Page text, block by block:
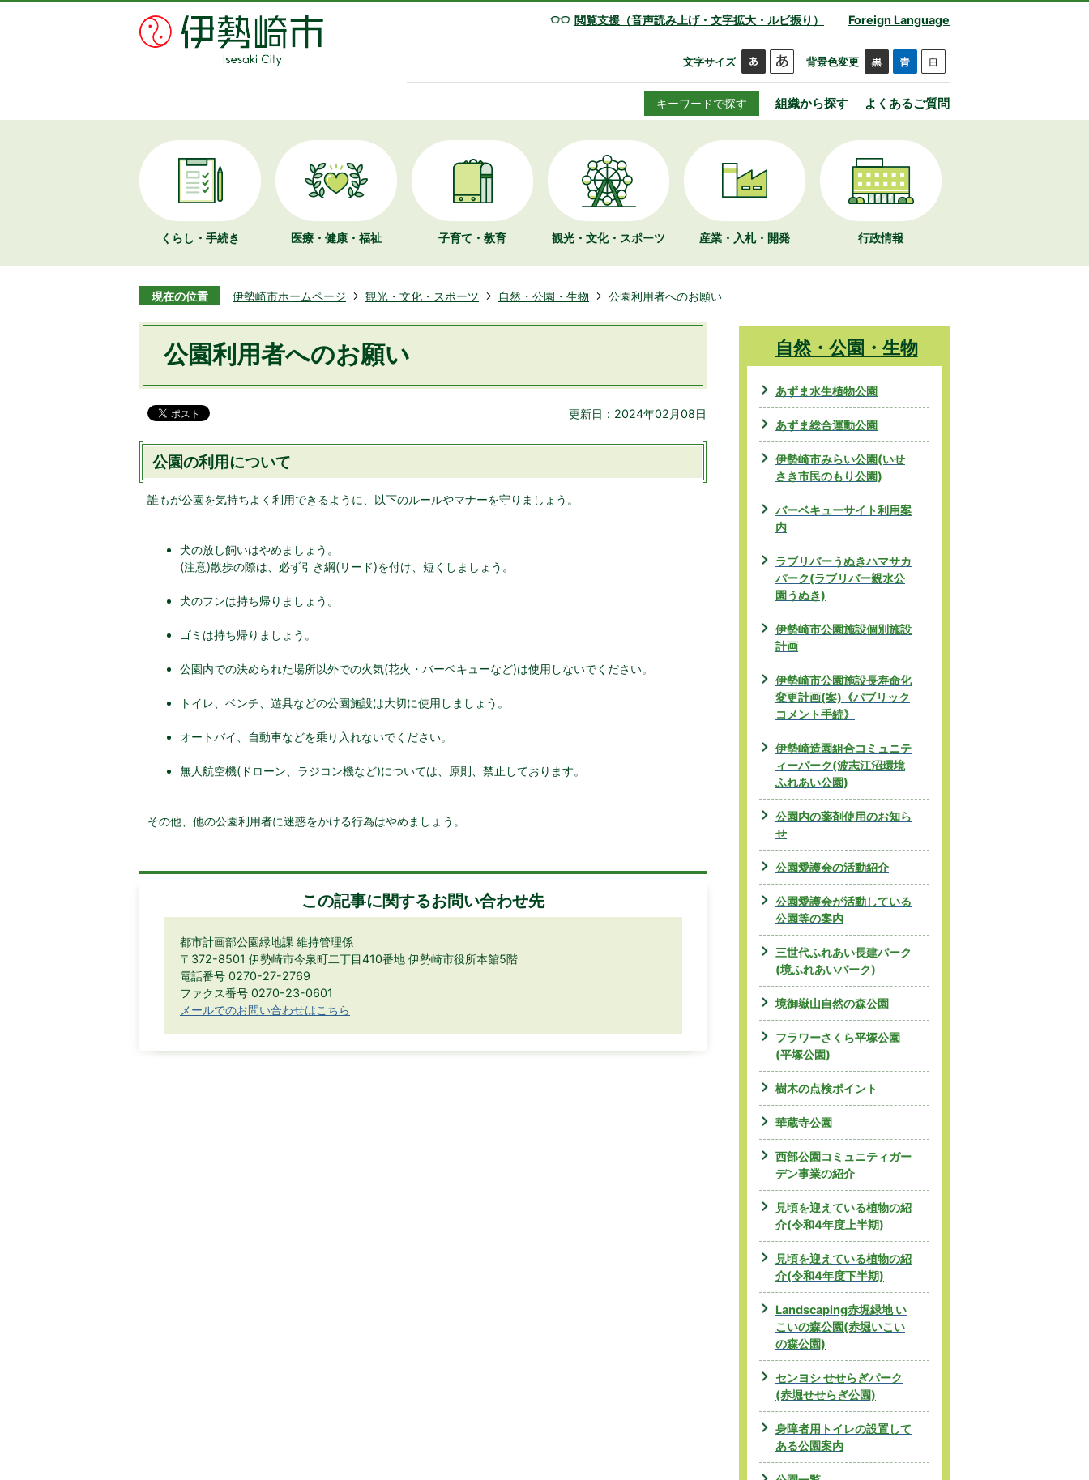
閲覧支援（音声読み上げ・文字拡大・ルビ振り） Foreign Language
文字サイズ 背景色変更
キーワードで探す 組織から探す よくあるご質問
くらし・手続き 医療・健康・福祉 子育て・教育 観光・文化・ スポーツ 産業・入札・開発 行政情報
現在の位置 伊勢崎市ホームページ 観光・文化・スポーツ 自然・公園・生物 公園利用者へのお願い
公園利用者へのお願い
更新日：2024年02月08日
公園の利用について
誰もが公園を気持ちよく利用できるように、以下のルールやマナーを守りましょう。
犬の放し飼いはやめましょう。
(注意)散歩の際は、必ず引き綱(リード)を付け、短くしましょう。
犬のフンは持ち帰りましょう。
ゴミは持ち帰りましょう。
公園内での決められた場所以外での火気(花火・バーベキューなど)は使用しないでください。
トイレ、ベンチ、遊具などの公園施設は大切に使用しましょう。
オートバイ、自動車などを乗り入れないでください。
無人航空機(ドローン、ラジコン機など)については、原則、禁止しております。
その他、他の公園利用者に迷惑をかける行為はやめましょう。
この記事に関するお問い合わせ先
都市計画部公園緑地課 維持管理係
〒372-8501 伊勢崎市今泉町二丁目410番地 伊勢崎市役所本館5階
電話番号 0270-27-2769
ファクス番号 0270-23-0601
メールでのお問い合わせはこちら
自然・公園・生物
あずま水生植物公園
あずま総合運動公園
伊勢崎市みらい公園(いせ
さき市民のもり公園)
バーベキューサイト利用案
内
ラブリバーうぬきハマサカ
パーク(ラブリバー親水公
園うぬき)
伊勢崎市公園施設個別施設
計画
伊勢崎市公園施設長寿命化
変更計画(案)《パブリック
コメント手続》
伊勢崎造園組合コミュニテ
ィーパーク(波志江沼環境
ふれあい公園)
公園内の薬剤使用のお知ら
せ
公園愛護会の活動紹介
公園愛護会が活動している
公園等の案内
三世代ふれあい長建パーク
(境ふれあいパーク)
境御嶽山自然の森公園
フラワーさくら平塚公園
(平塚公園)
樹木の点検ポイント
華蔵寺公園
西部公園コミュニティガー
デン事業の紹介
見頃を迎えている植物の紹
介(令和4年度上半期)
見頃を迎えている植物の紹
介(令和4年度下半期)
Landscaping赤堀緑地 い
こいの森公園(赤堀いこい
の森公園)
センヨシ せせらぎパーク
(赤堀せせらぎ公園)
身障者用トイレの設置して
ある公園案内